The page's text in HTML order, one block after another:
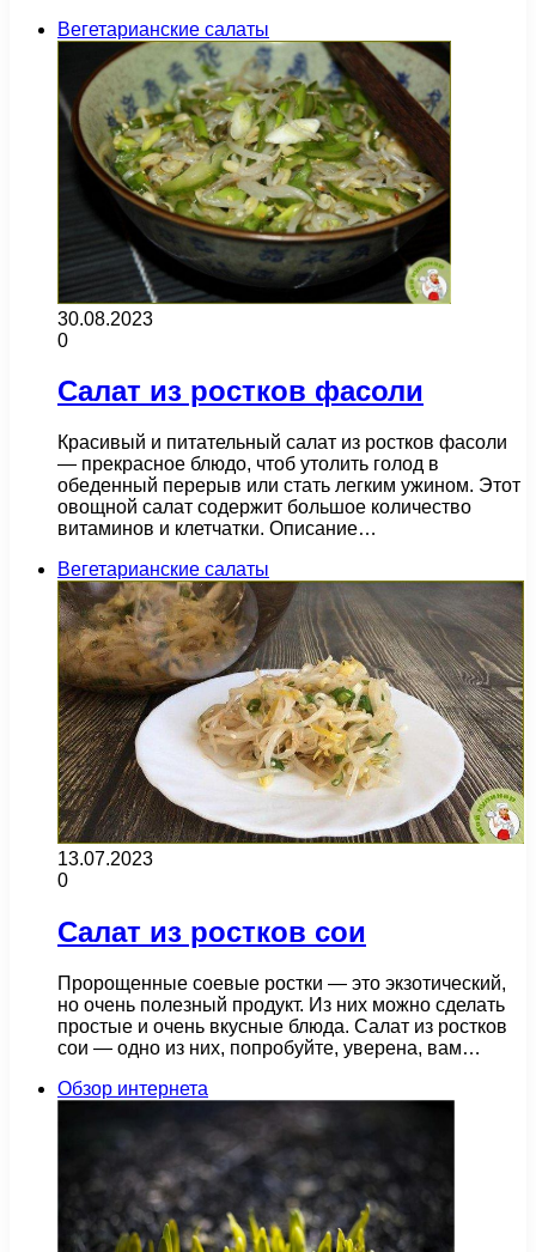
Вегетарианские салаты
30.08.2023
0
Салат из ростков фасоли
Красивый и питательный салат из ростков фасоли
— прекрасное блюдо, чтоб утолить голод в
обеденный перерыв или стать легким ужином. Этот
овощной салат содержит большое количество
витаминов и клетчатки. Описание…
Вегетарианские салаты
13.07.2023
0
Салат из ростков сои
Пророщенные соевые ростки — это экзотический,
но очень полезный продукт. Из них можно сделать
простые и очень вкусные блюда. Салат из ростков
сои — одно из них, попробуйте, уверена, вам…
Обзор интернета